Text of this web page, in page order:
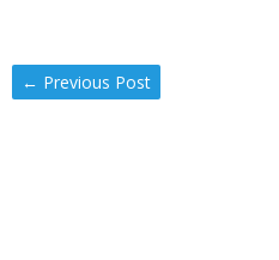
← Previous Post